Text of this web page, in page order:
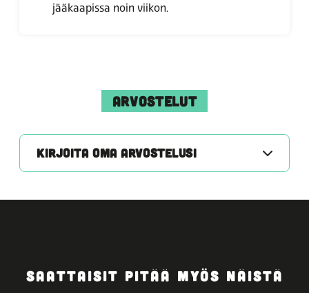
jääkaapissa noin viikon.
ARVOSTELUT
KIRJOITA OMA ARVOSTELUSI
SAATTAISIT PITÄÄ MYÖS NÄISTÄ